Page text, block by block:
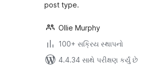
post type.
Ollie Murphy
100+ સક્રિય સ્થાપનો
4.4.34 સાથે પરીક્ષણ કર્યું છે